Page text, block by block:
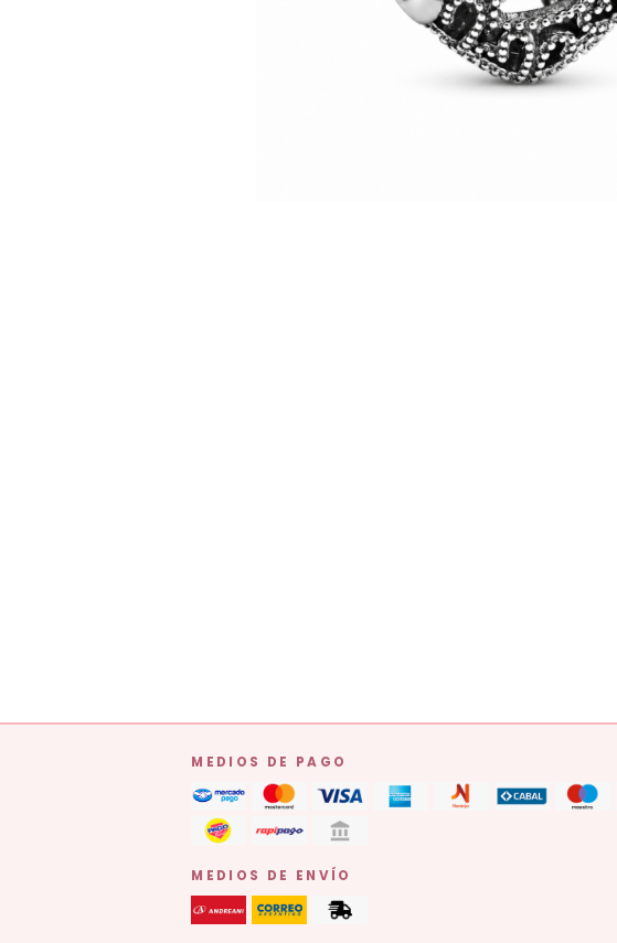
MEDIOS DE PAGO
MEDIOS DE ENVÍO